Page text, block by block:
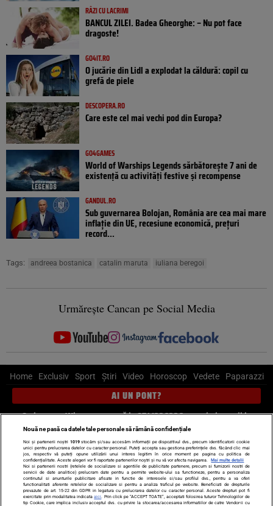
RÂZI CU LACRIMI
BANCUL ZILEI. Badea Gheorghe: – Nu pot face
dragoste!
GO4IT.RO
O jucărie din Lidl a explodat la căldură: copil cu
grefă de piele
DESCOPERA.RO
Care este cel mai vechi pod din Europa?
GO4GAMES
World of Warships Legends sărbătorește 7 ani de
existență cu activități festive și recompense
GANDUL.RO
Sub guvernarea Bolojan, România are cea mai mare
inflație din UE, recesiune economică, prețuri
record...
Tags: andreea bostanica catalin maruta iuliana beregoi
Urmărește Cancan pe Social Media
Home Exclusiv Sport Știri Video Horoscop Vedete Paparazzi
AI UN PONT?
Scrie-ne pe Whatsapp, sună la 0741226226 sau trimite mail la
pont@cancan.ro
Știri interne Știri externe
Politică
Ultimele stiri
Diete Insula Iubirii Dictionar de vise
LIFE STYLE
Horoscop
Nouă ne pasă ca datele tale personale să rămână confidențiale
Noi și partenerii noștri 1019stocăm și/sau accesăm informații pe dispozitivul dvs., precum identificatorii cookie
unici pentru prelucrarea datelor cu caracter personal. Puteți accepta sau gestiona preferințele dvs. făcând clic mai
jos, respectiv vă puteți opune utilizării unui interes legitim în orice moment pe pagina cu politica de
confidențialitate. Aceste alegeri vor fi raportate partenerilor noștri și nu vă vor afecta navigarea.
Mai multe detalii
Noi si partenerii nostri (retelele de socializare si agentiile de publicitate partenere, precum si furnizorii nostri de
servicii de date analitice) prelucram date pentru a permite website-ului sa functioneze, pentru a personaliza
continutul si anunturile publicitare afisate in functie de interesele si/sau profilul dvs., pentru a va oferi
functionalitati aferente retelelor de socializare si pentru a analiza traficul pe website. Beneficiati de drepturile
prevazute de art. 15-22 din GDPR in legatura cu prelucrarea datelor cu caracter personal. Aceste drepturi pot fi
exercitate prin modalitatea indicataaici . Prin click pe “ACCEPT TOATE”, acceptati folosirea tuturor Tehnologiilor de
tip Cookie, care implica inclusiv acceptul dvs. cu privire la stocarea/accesarea informatiilor de catre Vendor-ii cu